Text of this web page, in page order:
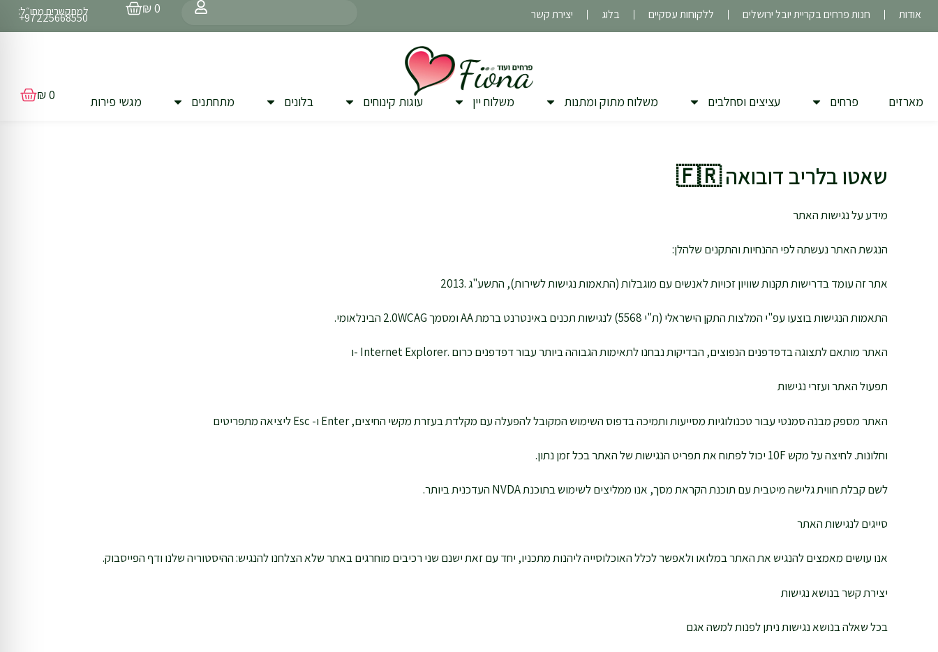
לתוכן
אודות חנות פרחים בקריית יובל ירושלים ללקוחות עסקיים בלוג יצירת קשר ₪ 0 עגלת
קניות למתקשרים מחו״ל:
97225668550+
מארזים פרחים עציצים וסחלבים משלוח מתוק ומתנות משלוח יין עוגות קינוחים בלונים מתחתנים מגשי פירות ₪0 עגלת
קניות
שאטו בלריב דובואה 🇫🇷
מידע על נגישות האתר
הנגשת האתר נעשתה לפי ההנחיות והתקנים שלהלן:
אתר זה עומד בדרישות תקנות שוויון זכויות לאנשים עם מוגבלות (התאמות נגישות לשירות), התשע"ג .2013
התאמות הנגישות בוצעו עפ"י המלצות התקן הישראלי (ת"י 5568) לנגישות תכנים באינטרנט ברמת AA ומסמך 2.0WCAG הבינלאומי.
האתר מותאם לתצוגה בדפדפנים הנפוצים, הבדיקות נבחנו לתאימות הגבוהה ביותר עבור דפדפנים כרום .Internet Explorer -ו
תפעול האתר ועזרי נגישות
האתר מספק מבנה סמנטי עבור טכנולוגיות מסייעות ותמיכה בדפוס השימוש המקובל להפעלה עם מקלדת בעזרת מקשי החיצים, Enter ו- Esc ליציאה מתפריטים
וחלונות. לחיצה על מקש 10F יכול לפתוח את תפריט הנגישות של האתר בכל זמן נתון.
לשם קבלת חווית גלישה מיטבית עם תוכנת הקראת מסך, אנו ממליצים לשימוש בתוכנת NVDA העדכנית ביותר.
סייגים לנגישות האתר
אנו עושים מאמצים להנגיש את האתר במלואו ולאפשר לכלל האוכלוסייה ליהנות מתכניו, יחד עם זאת ישנם שני רכיבים מוחרגים באתר שלא הצלחנו להנגיש: ההיסטוריה שלנו ודף הפייסבוק.
יצירת קשר בנושא נגישות
בכל שאלה בנושא נגישות ניתן לפנות למשה אגם